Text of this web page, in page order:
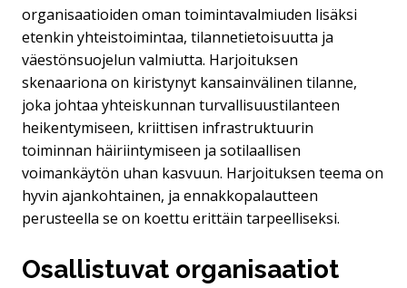
organisaatioiden oman toimintavalmiuden lisäksi
etenkin yhteistoimintaa, tilannetietoisuutta ja
väestönsuojelun valmiutta. Harjoituksen
skenaariona on kiristynyt kansainvälinen tilanne,
joka johtaa yhteiskunnan turvallisuustilanteen
heikentymiseen, kriittisen infrastruktuurin
toiminnan häiriintymiseen ja sotilaallisen
voimankäytön uhan kasvuun. Harjoituksen teema on
hyvin ajankohtainen, ja ennakkopalautteen
perusteella se on koettu erittäin tarpeelliseksi.
Osallistuvat organisaatiot